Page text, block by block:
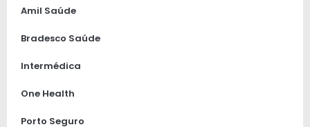
Amil Saúde
Bradesco Saúde
Intermédica
One Health
Porto Seguro